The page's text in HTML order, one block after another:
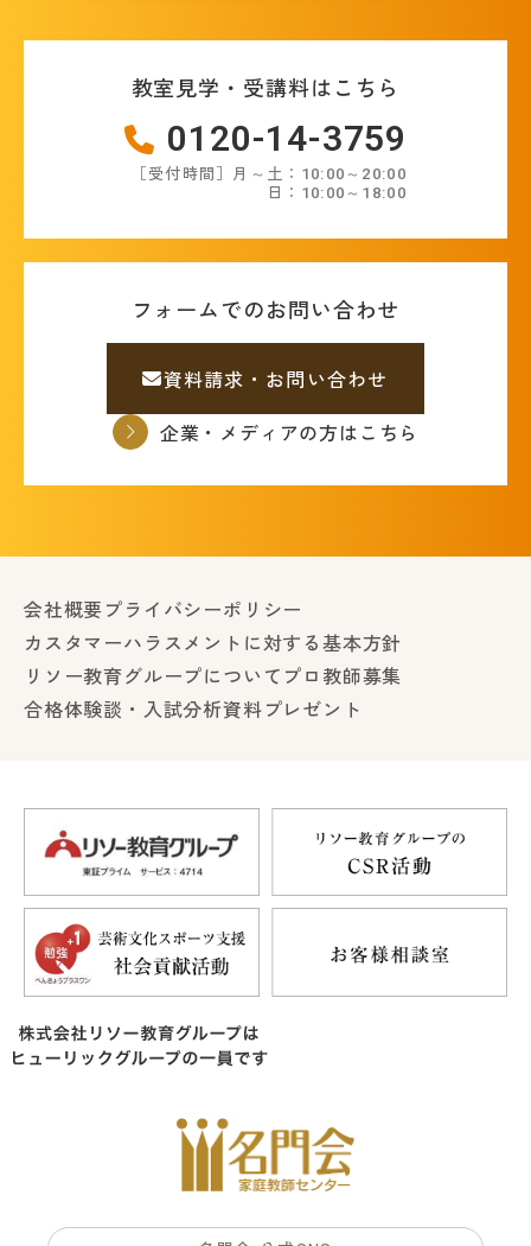
教室見学・受講料はこちら
0120-14-3759
［受付時間］月～土：10:00～20:00
日：10:00～18:00
フォームでのお問い合わせ
資料請求・お問い合わせ
企業・メディアの方はこちら
会社概要プライバシーポリシー
カスタマーハラスメントに対する基本方針
リソー教育グループについて プロ教師募集
合格体験談・入試分析資料プレゼント